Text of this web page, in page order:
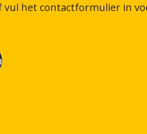
vul het contactformulier in